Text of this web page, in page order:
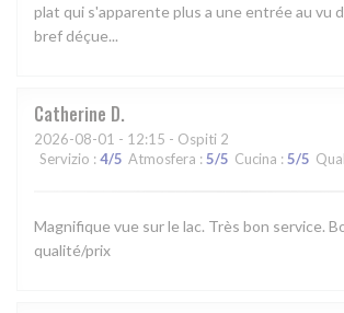
plat qui s'apparente plus a une entrée au vu
bref déçue...
Catherine D
2026-08-01 - 12:15 - Ospiti 2
Servizio : 4/5 Atmosfera : 5/5 Cucina : 5/5
Magnifique vue sur le lac. Très bon service.
qualité/prix